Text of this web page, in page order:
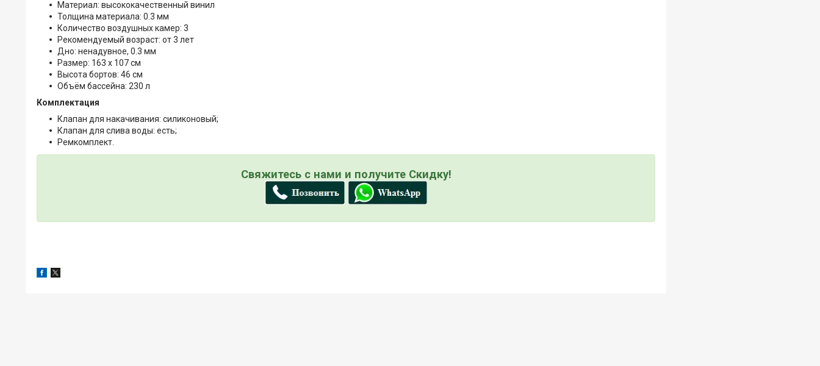
Материал: высококачественный винил
Толщина материала: 0.3 мм
Количество воздушных камер: 3
Рекомендуемый возраст: от 3 лет
Дно: ненадувное, 0.3 мм
Размер: 163 х 107 см
Высота бортов: 46 см
Объём бассейна: 230 л
Комплектация
Клапан для накачивания: силиконовый;
Клапан для слива воды: есть;
Ремкомплект.
Свяжитесь с нами и получите Скидку!